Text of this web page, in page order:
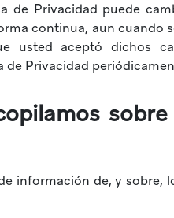
de Privacidad puede
continua, aun cuando
usted aceptó dichos
de Privacidad
información de, y sobre,